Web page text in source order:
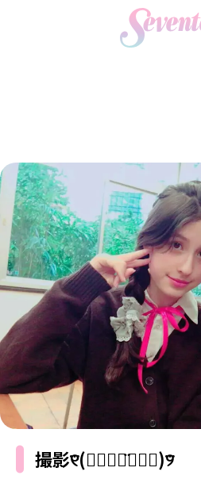
FASHION
ファッションニュース
モデル私服
着回し
着痩せ
BEAUTY
ビューティニュース
トレンドメイク
ベストコスメ
ヘアアレンジ・ヘアケア
スキンケア
ボディケア
SCHOOL
スクールニュース
制服コーデ
学校ヘアメイク
勉強・受験・進路
ENTERTAINMENT
エンタメニュース
なにわ男子
K-POP
LIFESTYLE
ライフスタイルニュース
JKランキング・アワード
モデルの購入品
おでかけ
お悩み相談
JK TREND
JKトレンドニュース
MODELS
MODEL'S BLOG
TikTok
Instagram
撮影୧⃛(๑⃙⃘◡̈๑⃙⃘)୨⃛